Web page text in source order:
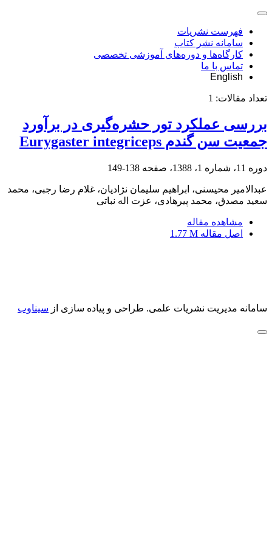
فهرست نشریات
سامانه نشر کتاب
کارگاه‌ها و دوره‌های آموزشی تخصصی
تماس با ما
English
تعداد مقالات: 1
بررسی عملکرد تور حشره‌گیری در برآورد
جمعیت سن گندم Eurygaster integriceps
دوره 11، شماره 1، 1388، صفحه 138-149
عبدالامیر محیسنی، ابراهیم سلیمان نژادیان، غلام رضا رجبی، محمد
سعید مصدق، محمد پیرهادی، عزت اله نباتی
مشاهده مقاله
اصل مقاله 1.77 M
سامانه مدیریت نشریات علمی. طراحی و پیاده سازی از سیناوب